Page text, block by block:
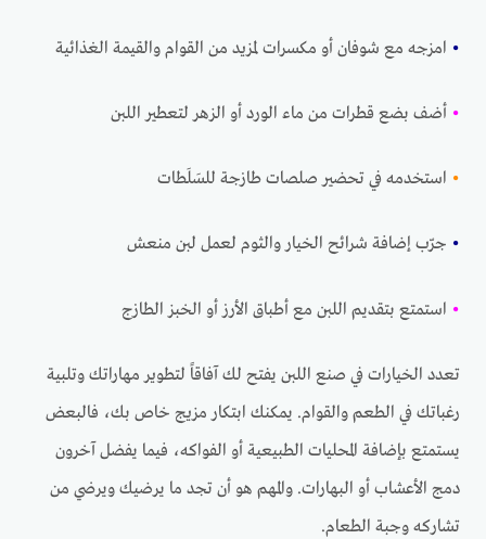
• امزجه مع شوفان أو مكسرات لمزيد من القوام والقيمة الغذائية
• أضف بضع قطرات من ماء الورد أو الزهر لتعطير اللبن
• استخدمه في تحضير صلصات طازجة للسَلَطات
• جرّب إضافة شرائح الخيار والثوم لعمل لبن منعش
• استمتع بتقديم اللبن مع أطباق الأرز أو الخبز الطازج
تعدد الخيارات في صنع اللبن يفتح لك آفاقاً لتطوير مهاراتك وتلبية
رغباتك في الطعم والقوام. يمكنك ابتكار مزيج خاص بك، فالبعض
يستمتع بإضافة المحليات الطبيعية أو الفواكه، فيما يفضل آخرون
دمج الأعشاب أو البهارات. والمهم هو أن تجد ما يرضيك ويرضي من
تشاركه وجبة الطعام.